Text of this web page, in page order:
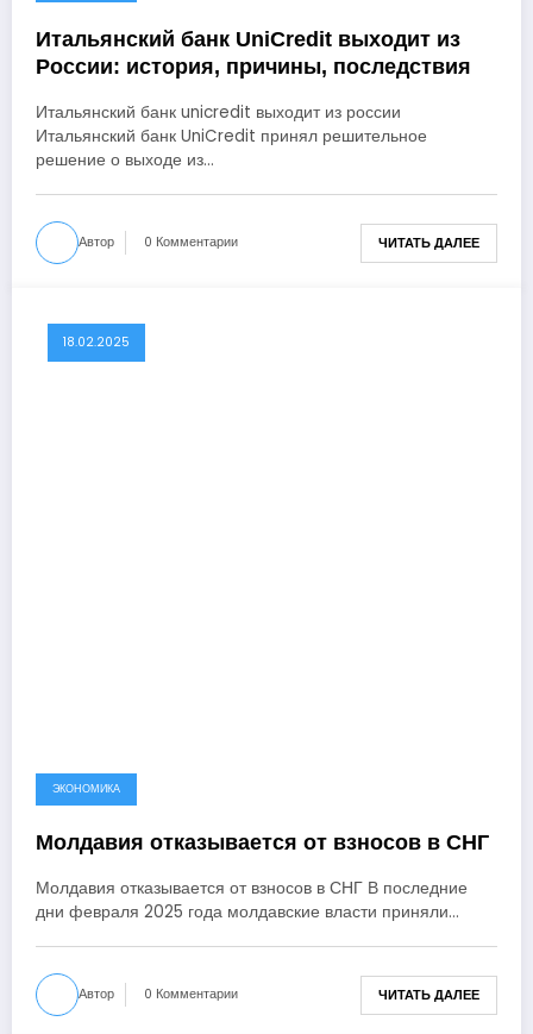
Итальянский банк UniCredit выходит из
России: история, причины, последствия
Итальянский банк unicredit выходит из россии
Итальянский банк UniCredit принял решительное
решение о выходе из…
Автор 0 Комментарии ЧИТАТЬ ДАЛЕЕ
18.02.2025
ЭКОНОМИКА
Молдавия отказывается от взносов в СНГ
Молдавия отказывается от взносов в СНГ В последние
дни февраля 2025 года молдавские власти приняли…
Автор 0 Комментарии ЧИТАТЬ ДАЛЕЕ